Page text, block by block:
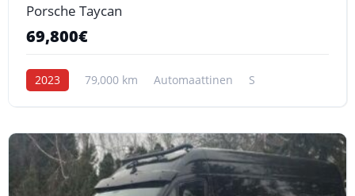
Porsche Taycan
69,800€
2023 79,000 km Automaattinen S